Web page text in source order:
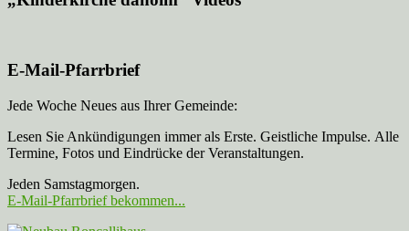
E-Mail-Pfarrbrief
Jede Woche Neues aus Ihrer Gemeinde:
Lesen Sie Ankündigungen immer als Erste. Geistliche Impulse. Alle
Termine, Fotos und Eindrücke der Veranstaltungen.
Jeden Samstagmorgen.
E-Mail-Pfarrbrief bekommen...